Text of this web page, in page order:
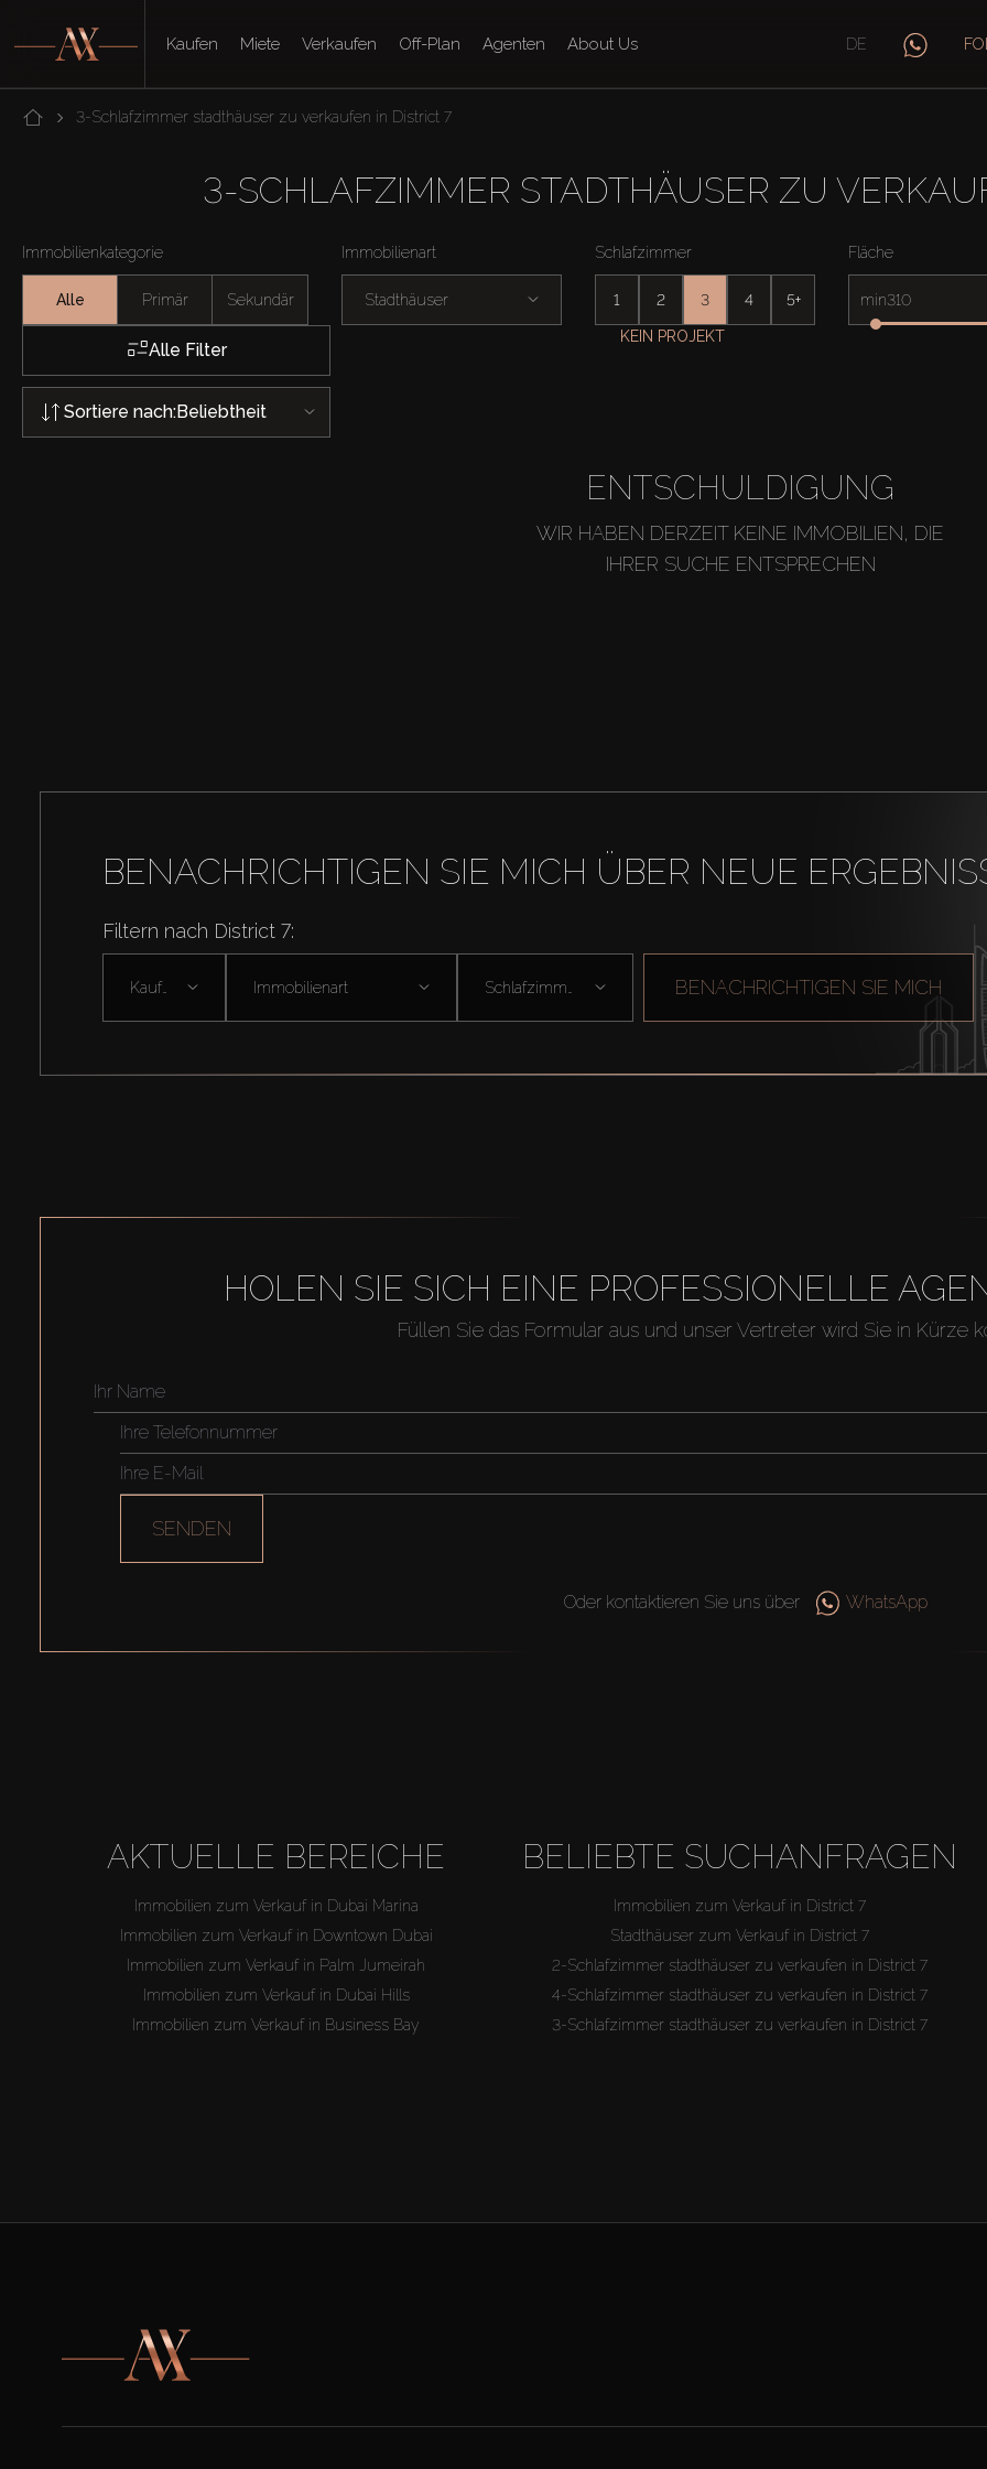
Kaufen Miete Verkaufen Off-Plan Agenten About Us DE
3-Schlafzimmer stadthäuser zu verkaufen in District 7
3-SCHLAFZIMMER STADTHÄUSER ZU
Immobilienkategorie
Alle Primär Sekundär
Immobilienart
Stadthäuser
Schlafzimmer
1 2 3 4 5+
Fläche
min
Alle Filter
KEIN PROJEKT
Sortiere nach:Beliebtheit
ENTSCHULDIGUNG
WIR HABEN DERZEIT KEINE IMMOBILIEN, DIE
IHRER SUCHE ENTSPRECHEN
BENACHRICHTIGEN SIE MICH ÜBER NEUE
Filtern nach District 7:
Kaufen Immobilienart BENACHRICHTIGEN SIE MICH
HOLEN SIE SICH EINE PROFESSIONELLE
Füllen Sie das Formular aus und unser Vertreter wird Sie in Kürze
SENDEN
Oder kontaktieren Sie uns über WhatsApp
AKTUELLE BEREICHE
Immobilien zum Verkauf in Dubai Marina
Immobilien zum Verkauf in Downtown Dubai
Immobilien zum Verkauf in Palm Jumeirah
Immobilien zum Verkauf in Dubai Hills
Immobilien zum Verkauf in Business Bay
BELIEBTE SUCHANFRAGEN
Immobilien zum Verkauf in District 7
Stadthäuser zum Verkauf in District 7
2-Schlafzimmer stadthäuser zu verkaufen in District 7
4-Schlafzimmer stadthäuser zu verkaufen in District 7
3-Schlafzimmer stadthäuser zu verkaufen in District 7